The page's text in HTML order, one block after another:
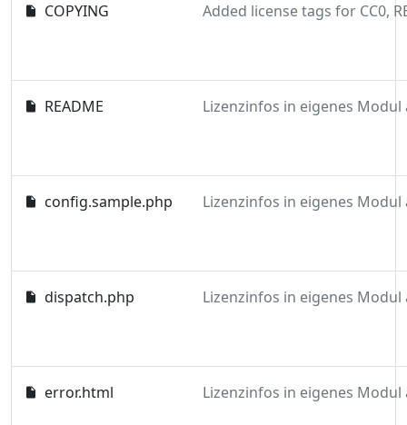
COPYING
README
config.sample.php
dispatch.php
error.html